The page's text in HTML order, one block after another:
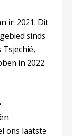
in 2021. Dit
sinds
Tsjechië,
in 2022
ons laatste